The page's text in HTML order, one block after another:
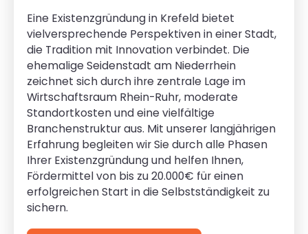
Eine Existenzgründung in Krefeld bietet
vielversprechende Perspektiven in einer Stadt,
die Tradition mit Innovation verbindet. Die
ehemalige Seidenstadt am Niederrhein
zeichnet sich durch ihre zentrale Lage im
Wirtschaftsraum Rhein-Ruhr, moderate
Standortkosten und eine vielfältige
Branchenstruktur aus. Mit unserer langjährigen
Erfahrung begleiten wir Sie durch alle Phasen
Ihrer Existenzgründung und helfen Ihnen,
Fördermittel von bis zu 20.000€ für einen
erfolgreichen Start in die Selbstständigkeit zu
sichern.